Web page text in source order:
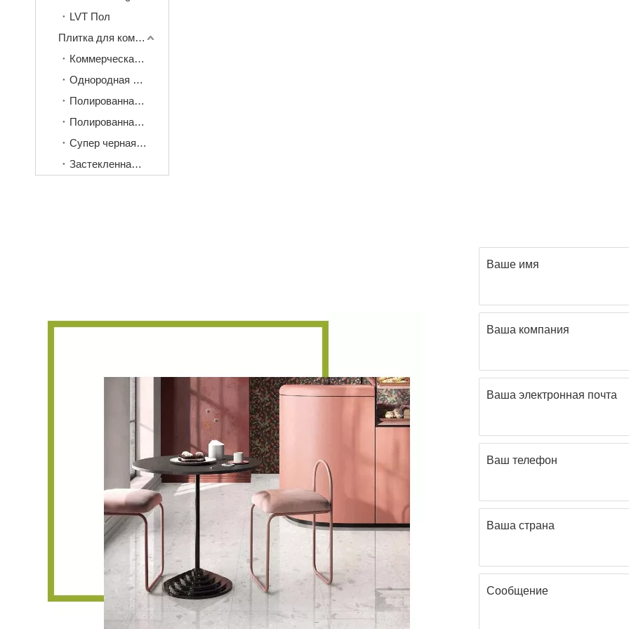
LVT Пол
Плитка для коммерческих проектов
Коммерческая плитка
Однородная плитка
Полированная фарфоровая плитка
Полированная кристаллическая плитка
Супер черная плитка
Застекленная полированная плитка
Ваше имя
Ваша компания
Ваша электронная почта
Ваш телефон
Ваша страна
Сообщение